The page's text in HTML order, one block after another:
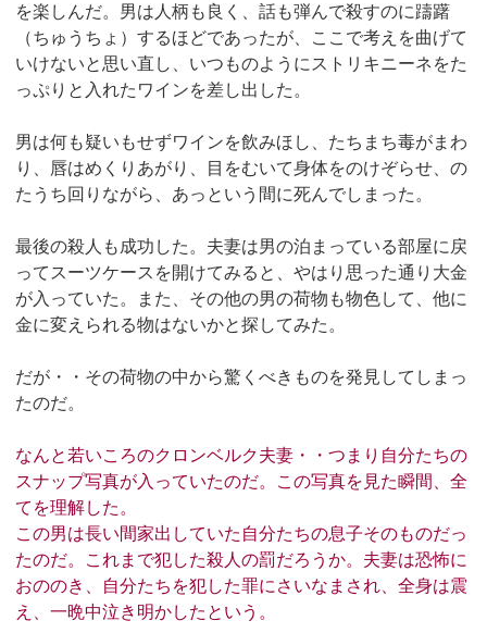
を楽しんだ。男は人柄も良く、話も弾んで殺すのに躊躇
（ちゅうちょ）するほどであったが、ここで考えを曲げて
いけないと思い直し、いつものようにストリキニーネをた
っぷりと入れたワインを差し出した。
男は何も疑いもせずワインを飲みほし、たちまち毒がまわ
り、唇はめくりあがり、目をむいて身体をのけぞらせ、の
たうち回りながら、あっという間に死んでしまった。
最後の殺人も成功した。夫妻は男の泊まっている部屋に戻
ってスーツケースを開けてみると、やはり思った通り大金
が入っていた。また、その他の男の荷物も物色して、他に
金に変えられる物はないかと探してみた。
だが・・その荷物の中から驚くべきものを発見してしまっ
たのだ。
なんと若いころのクロンベルク夫妻・・つまり自分たちの
スナップ写真が入っていたのだ。この写真を見た瞬間、全
てを理解した。
この男は長い間家出していた自分たちの息子そのものだっ
たのだ。これまで犯した殺人の罰だろうか。夫妻は恐怖に
おののき、自分たちを犯した罪にさいなまされ、全身は震
え、一晩中泣き明かしたという。